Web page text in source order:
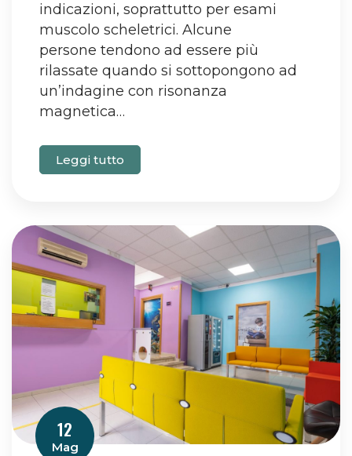
indicazioni, soprattutto per esami
muscolo scheletrici. Alcune
persone tendono ad essere più
rilassate quando si sottopongono ad
un’indagine con risonanza
magnetica…
Leggi tutto
12
Mag